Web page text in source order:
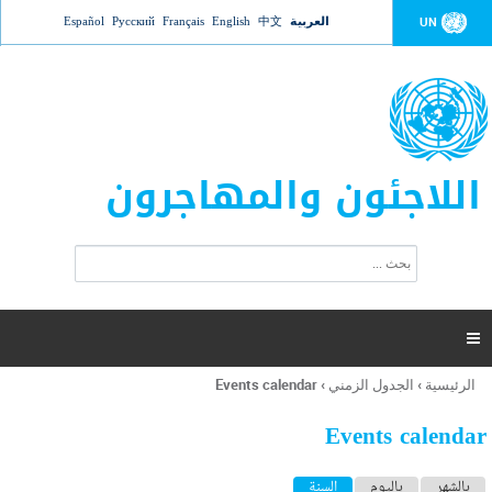
Jump to navigation UN العربية 中文
English
Français
Русский
Español
اللاجئون والمهاجرون
ت
ر
ل
ح
ب

أنت
هنا
الرئيسية › الجدول الزمني ›
Events calendar
Events calendar